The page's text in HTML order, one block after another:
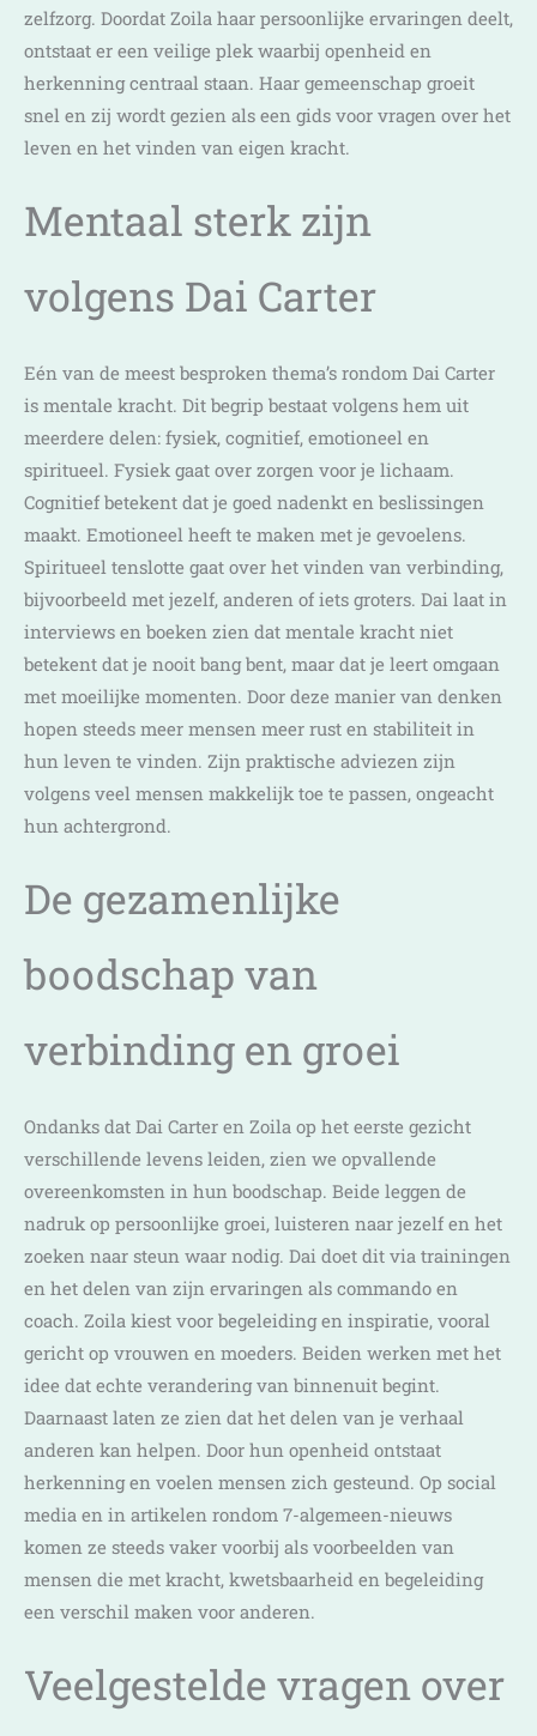
zelfzorg. Doordat Zoila haar persoonlijke ervaringen deelt,
ontstaat er een veilige plek waarbij openheid en
herkenning centraal staan. Haar gemeenschap groeit
snel en zij wordt gezien als een gids voor vragen over het
leven en het vinden van eigen kracht.
Mentaal sterk zijn
volgens Dai Carter
Eén van de meest besproken thema’s rondom Dai Carter
is mentale kracht. Dit begrip bestaat volgens hem uit
meerdere delen: fysiek, cognitief, emotioneel en
spiritueel. Fysiek gaat over zorgen voor je lichaam.
Cognitief betekent dat je goed nadenkt en beslissingen
maakt. Emotioneel heeft te maken met je gevoelens.
Spiritueel tenslotte gaat over het vinden van verbinding,
bijvoorbeeld met jezelf, anderen of iets groters. Dai laat in
interviews en boeken zien dat mentale kracht niet
betekent dat je nooit bang bent, maar dat je leert omgaan
met moeilijke momenten. Door deze manier van denken
hopen steeds meer mensen meer rust en stabiliteit in
hun leven te vinden. Zijn praktische adviezen zijn
volgens veel mensen makkelijk toe te passen, ongeacht
hun achtergrond.
De gezamenlijke
boodschap van
verbinding en groei
Ondanks dat Dai Carter en Zoila op het eerste gezicht
verschillende levens leiden, zien we opvallende
overeenkomsten in hun boodschap. Beide leggen de
nadruk op persoonlijke groei, luisteren naar jezelf en het
zoeken naar steun waar nodig. Dai doet dit via trainingen
en het delen van zijn ervaringen als commando en
coach. Zoila kiest voor begeleiding en inspiratie, vooral
gericht op vrouwen en moeders. Beiden werken met het
idee dat echte verandering van binnenuit begint.
Daarnaast laten ze zien dat het delen van je verhaal
anderen kan helpen. Door hun openheid ontstaat
herkenning en voelen mensen zich gesteund. Op social
media en in artikelen rondom 7-algemeen-nieuws
komen ze steeds vaker voorbij als voorbeelden van
mensen die met kracht, kwetsbaarheid en begeleiding
een verschil maken voor anderen.
Veelgestelde vragen over